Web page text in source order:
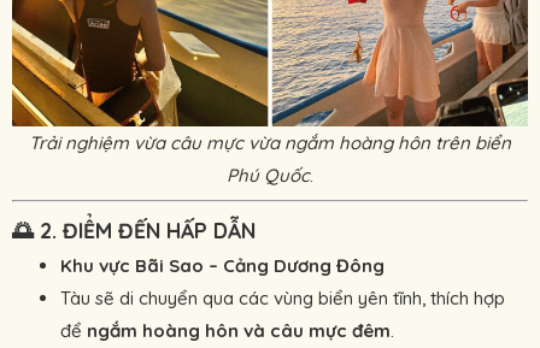
Trải nghiệm vừa câu mực vừa ngắm hoàng hôn trên biển
Phú Quốc.
🌅 2. ĐIỂM ĐẾN HẤP DẪN
Khu vực Bãi Sao – Cảng Dương Đông
Tàu sẽ di chuyển qua các vùng biển yên tĩnh, thích hợp
để ngắm hoàng hôn và câu mực đêm